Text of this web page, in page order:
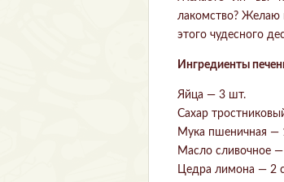
лакомство? Желаю
этого чудесного
Ингредиенты
Яйца — 3 шт.
Сахар
Мука пшеничная —
Масло сливочное —
Цедра лимона — 2